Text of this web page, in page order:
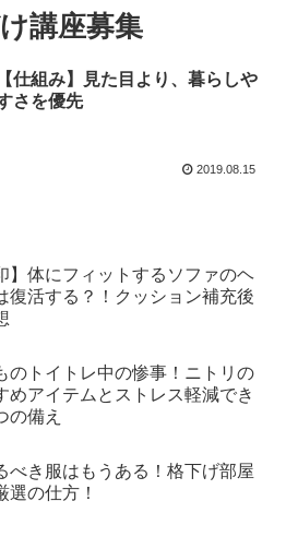
講座募集
【仕組み】見た目より、暮らしや
さを優先
2019.08.15
】体にフィットするソファのヘ
復活する？！クッション補充後
のトイトレ中の惨事！ニトリの
めアイテムとストレス軽減でき
の備え
べき服はもうある！格下げ部屋
選の仕方！